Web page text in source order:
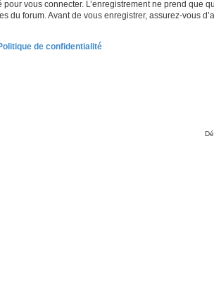
pour vous connecter. L’enregistrement ne prend
du forum. Avant de vous enregistrer, assurez-vous
de confidentialité